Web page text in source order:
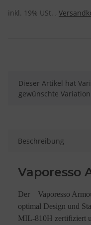
inkl. 19% USt. ,
x
Dieser Artikel hat
gewünschte
Beschreibung
Vaporesso
Der Vaporesso
optimal Design und
MIL-810H zertifiziert